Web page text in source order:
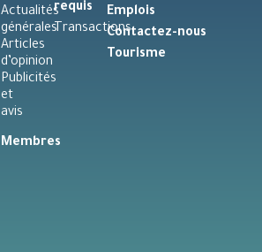
Actualités
générales
Articles
d’opinion
Publicités
et
avis
Membres
requis
Transactions
Emplois
Contactez-nous
Tourisme